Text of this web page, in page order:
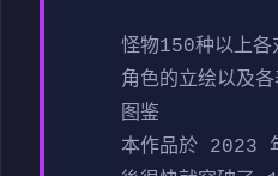
怪物150种以上各
角色的立绘以及
图鉴
本作品於 2023